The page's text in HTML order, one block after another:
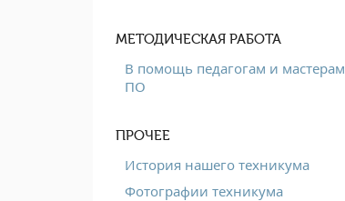
МЕТОДИЧЕСКАЯ РАБОТА
В помощь педагогам и мастерам
ПО
ПРОЧЕЕ
История нашего техникума
Фотографии техникума